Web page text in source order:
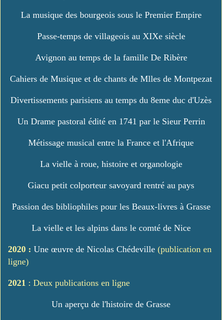
La musique des bourgeois sous le Premier Empire
Passe-temps de villageois au XIXe siècle
Avignon au temps de la famille De Ribère
Cahiers de Musique et de chants de Mlles de Montpezat
Divertissements parisiens au temps du 8eme duc d'Uzès
Un Drame pastoral édité en 1741 par le Sieur Perrin
Métissage musical entre la France et l'Afrique
La vielle à roue, histoire et organologie
Giacu petit colporteur savoyard rentré au pays
Passion des bibliophiles pour les Beaux-livres à Grasse
La vielle et les alpins dans le comté de Nice
2020 : Une œuvre de Nicolas Chédeville (publication en
ligne)
2021 : Deux publications en ligne
Un aperçu de l'histoire de Grasse